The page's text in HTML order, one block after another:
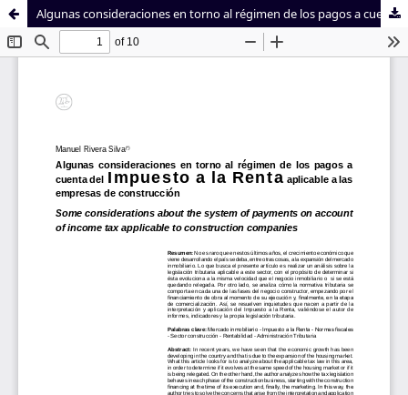
Sistema de
Bibliotecas
Facultad de
Derecho
Algunas consideraciones en torno al régimen de los pagos a cuenta del Impuesto a la Renta aplicable a las empresas de construcción